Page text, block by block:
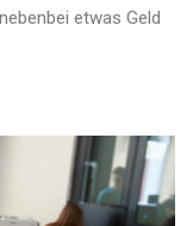
etwas Geld